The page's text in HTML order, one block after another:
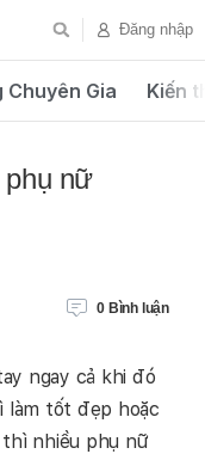
Đăng nhập
Chuyên Gia Kiến
phụ nữ
0 Bình luận
ngay cả khi đó
làm tốt đẹp hoặc
nhiều phụ nữ